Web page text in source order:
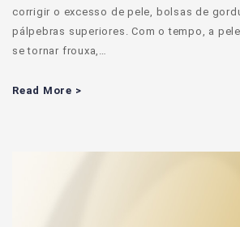
corrigir o excesso de pele, bolsas de
pálpebras superiores. Com o tempo, a
se tornar frouxa,…
Read More >